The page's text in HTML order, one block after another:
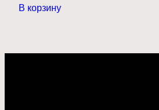
В корзину